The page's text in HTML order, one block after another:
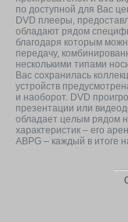
по доступной для Вас
DVD плееры,
обладают рядом
благодаря которым
передачу,
несколькими типами
Вас сохранилась
устройств
и наоборот. DVD
презентации или
обладает целым рядом
характеристик – его
ABPG – каждый в итоге